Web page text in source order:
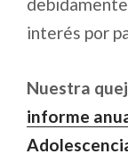
interés por
Nuestra
informe